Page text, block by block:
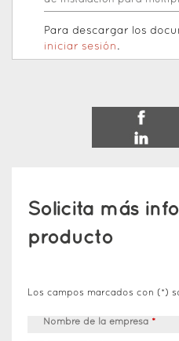
Para descargar los
iniciar sesión .
Solicita más
producto
Los campos marcados con (*)
Nombre de la empresa *